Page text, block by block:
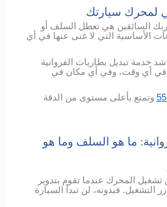
لمحرك سيارتك
السائقين هي تعطل السلف أو
الأساسية التي لا غنى عنها في أي
خدمة تبديل بطاريات الفروانية
في أي وقت، وفي أي مكان في
وتمتع بأعلى مستوى من الدقة
ما هو السلف وما هو
المحرك عندما تقوم بتدوير
التشغيل. فبدونه، لن تبدأ السيارة